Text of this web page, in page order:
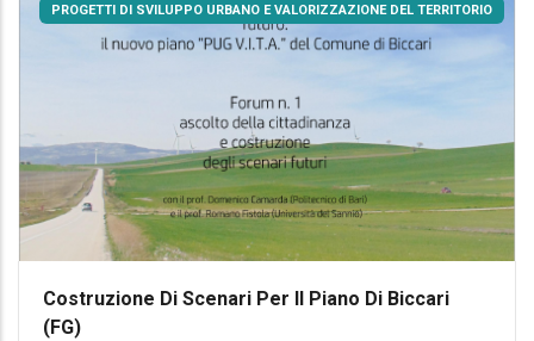
PROGETTI DI SVILUPPO URBANO E VALORIZZAZIONE DEL TERRITORIO
Costruzione Di Scenari Per Il Piano Di Biccari
(FG)